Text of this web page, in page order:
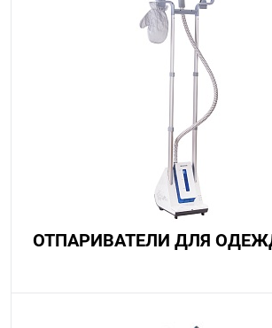
ОТПАРИВАТЕЛИ ДЛЯ